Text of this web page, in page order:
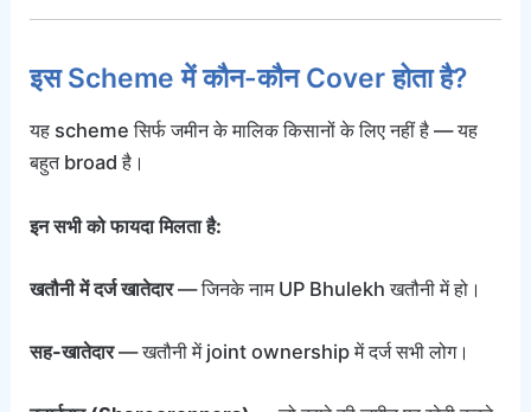
इस Scheme में कौन-कौन Cover होता है?
यह scheme सिर्फ जमीन के मालिक किसानों के लिए नहीं है — यह
बहुत broad है।
इन सभी को फायदा मिलता है:
खतौनी में दर्ज खातेदार— जिनके नाम UP Bhulekh खतौनी में हो।
सह-खातेदार— खतौनी में joint ownership में दर्ज सभी लोग।